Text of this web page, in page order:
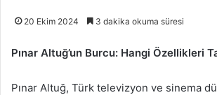
20 Ekim 2024 3 dakika okuma süresi
Pınar Altuğ’un Burcu: Hangi Özellikleri
Pınar Altuğ, Türk televizyon ve sinema